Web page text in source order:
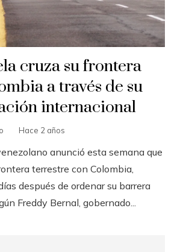
cruza su frontera
a través de su
internacional
Hace 2 años
anunció esta semana que
terrestre con Colombia,
después de ordenar su barrera
Freddy Bernal, gobernado...